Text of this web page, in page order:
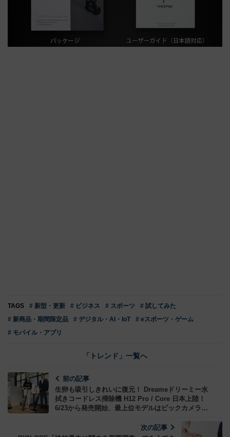
TAGS # 新型・更新 # ビジネス # スポーツ
# 試してみた
# 新商品・期間限定品
# デジタル・AI・IoT
# eスポーツ・ゲーム
# モバイル・アプリ
「トレンド」一覧へ
前の記事
生卵も吸引しきれいに復元！ Dreameドリーミー水
拭きコードレス掃除機 H12 Pro / Core 日本上陸！
6/23から発売開始、最上位モデルはビックカメラで
次の記事